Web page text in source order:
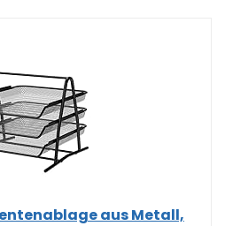
aus Metall,